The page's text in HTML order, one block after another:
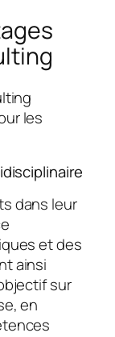
les
dans leur
et des
ainsi
sur
en